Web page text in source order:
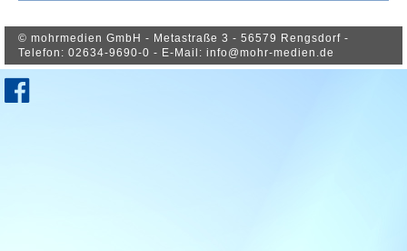
© mohrmedien GmbH - Metastraße 3 - 56579 Rengsdorf -
Telefon: 02634-9690-0 - E-Mail: info@mohr-medien.de